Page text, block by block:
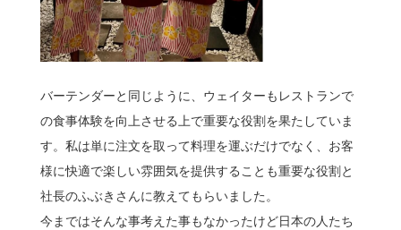
バーテンダーと同じように、ウェイターもレストランで
の食事体験を向上させる上で重要な役割を果たしていま
す。私は単に注文を取って料理を運ぶだけでなく、お客
様に快適で楽しい雰囲気を提供することも重要な役割と
社長のふぶきさんに教えてもらいました。
今まではそんな事考えた事もなかったけど日本の人たち